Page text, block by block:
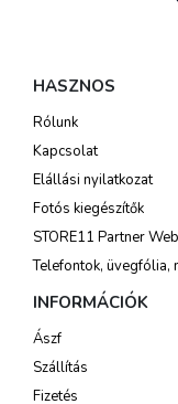
HASZNOS
Rólunk
Kapcsolat
Elállási nyilatkozat
Fotós kiegészítők
STORE11 Partner
Telefontok, üvegfólia,
INFORMÁCIÓK
Ászf
Szállítás
Fizetés